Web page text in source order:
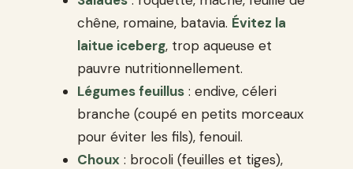
chêne, romaine, batavia. Évitez la
laitue iceberg, trop aqueuse et
pauvre nutritionnellement.
Légumes feuillus : endive, céleri
branche (coupé en petits morceaux
pour éviter les fils), fenouil.
Choux : brocoli (feuilles et tiges),